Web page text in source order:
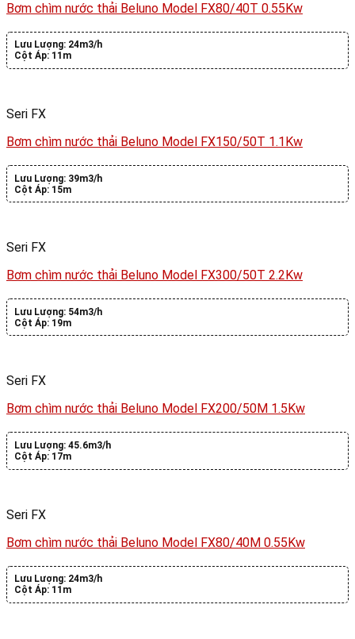
Bơm chìm nước thải Beluno Model FX80/40T 0.55Kw
Lưu Lượng: 24m3/h
Cột Áp: 11m
Seri FX
Bơm chìm nước thải Beluno Model FX150/50T 1.1Kw
Lưu Lượng: 39m3/h
Cột Áp: 15m
Seri FX
Bơm chìm nước thải Beluno Model FX300/50T 2.2Kw
Lưu Lượng: 54m3/h
Cột Áp: 19m
Seri FX
Bơm chìm nước thải Beluno Model FX200/50M 1.5Kw
Lưu Lượng: 45.6m3/h
Cột Áp: 17m
Seri FX
Bơm chìm nước thải Beluno Model FX80/40M 0.55Kw
Lưu Lượng: 24m3/h
Cột Áp: 11m